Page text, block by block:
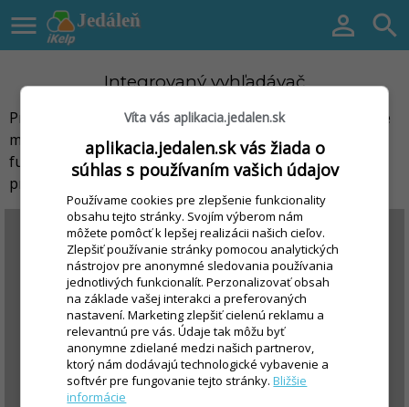
Jedáleň
  
Integrovaný vyhľadávač
Pre rýchle vyhľadávanie na internetovom portáli iKelp je
možné si zapnúť v novších internetových prehliadačoch
funkciu integrovaného vyhľadávača (tzv. Search
provider).
Víta vás aplikacia.jedalen.sk
aplikacia.jedalen.sk vás žiada o
súhlas s používaním vašich údajov
Používame cookies pre zlepšenie funkcionality
obsahu tejto stránky. Svojím výberom nám
môžete pomôcť k lepšej realizácii našich cieľov.
Zlepšiť používanie stránky pomocou analytických
nástrojov pre anonymné sledovania používania
jednotlivých funkcionalít. Perzonalizovať obsah
na základe vašej interakci a preferovaných
nastavení. Marketing zlepšiť cielenú reklamu a
relevantnú pre vás. Údaje tak môžu byť
anonymne zdielané medzi našich partnerov,
ktorý nám dodávajú technologické vybavenie a
softvér pre fungovanie tejto stránky.Bližšie
informácie